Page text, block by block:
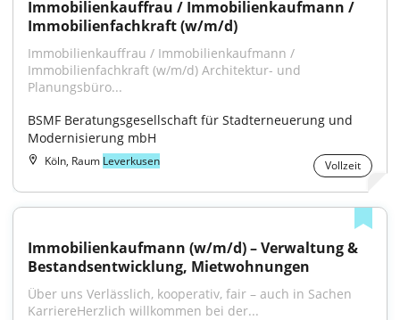
Immobilienkauffrau / Immobilienkaufmann /
Immobilienfachkraft (w/m/d)
Immobilienkauffrau / Immobilienkaufmann /
Immobilienfachkraft (w/m/d) Architektur- und
Planungsbüro...
BSMF Beratungsgesellschaft für Stadterneuerung und
Modernisierung mbH
Köln, Raum Leverkusen Vollzeit
Immobilienkaufmann (w/m/d) – Verwaltung &
Bestandsentwicklung, Mietwohnungen
Über uns Verlässlich, kooperativ, fair – auch in Sachen
KarriereHerzlich willkommen bei der...